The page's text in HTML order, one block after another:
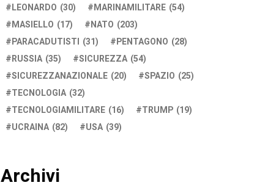
LEONARDO (30) MARINAMILITARE (54)
MASIELLO (17) NATO (203)
PARACADUTISTI (31) PENTAGONO (28)
RUSSIA (35) SICUREZZA (54)
SICUREZZANAZIONALE (20) SPAZIO (25)
TECNOLOGIA (32)
TECNOLOGIAMILITARE (16) TRUMP (19)
UCRAINA (82) USA (39)
Archivi